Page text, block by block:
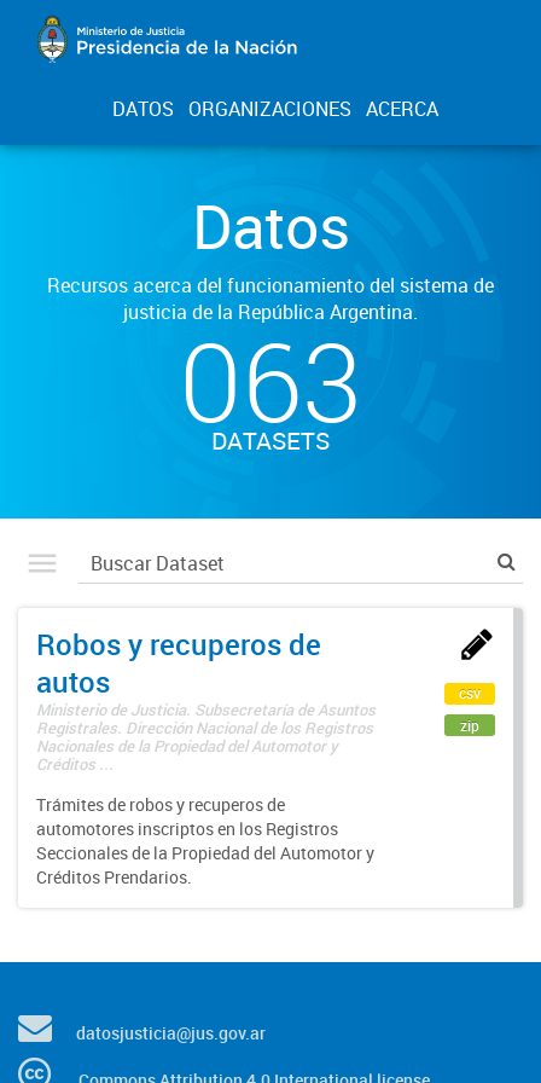
DATOS ORGANIZACIONES ACERCA
Datos
Recursos acerca del funcionamiento del sistema de
justicia de la República Argentina.
063
DATASETS
Robos y recuperos de
autos
Ministerio de Justicia. Subsecretaría de Asuntos
Registrales. Dirección Nacional de los Registros
Nacionales de la Propiedad del Automotor y
Créditos ...
Trámites de robos y recuperos de
automotores inscriptos en los Registros
Seccionales de la Propiedad del Automotor y
Créditos Prendarios.
csv
zip
datosjusticia@jus.gov.ar